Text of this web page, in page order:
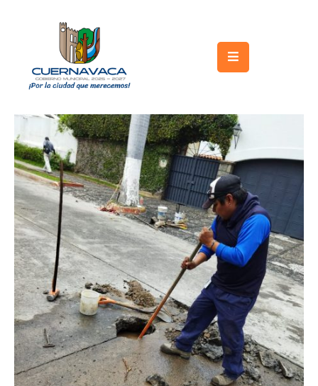
Gobierno
Trámites
y
Servicios
Licitaciones
Transparencia
Directorio
Citas